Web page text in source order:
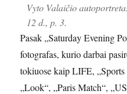
Vyto Valaičio
12 d., p. 3.
Pasak „Saturday Evening
fotografas, kurio darbai
tokiuose kaip LIFE,
„Look“, „Paris Match“,